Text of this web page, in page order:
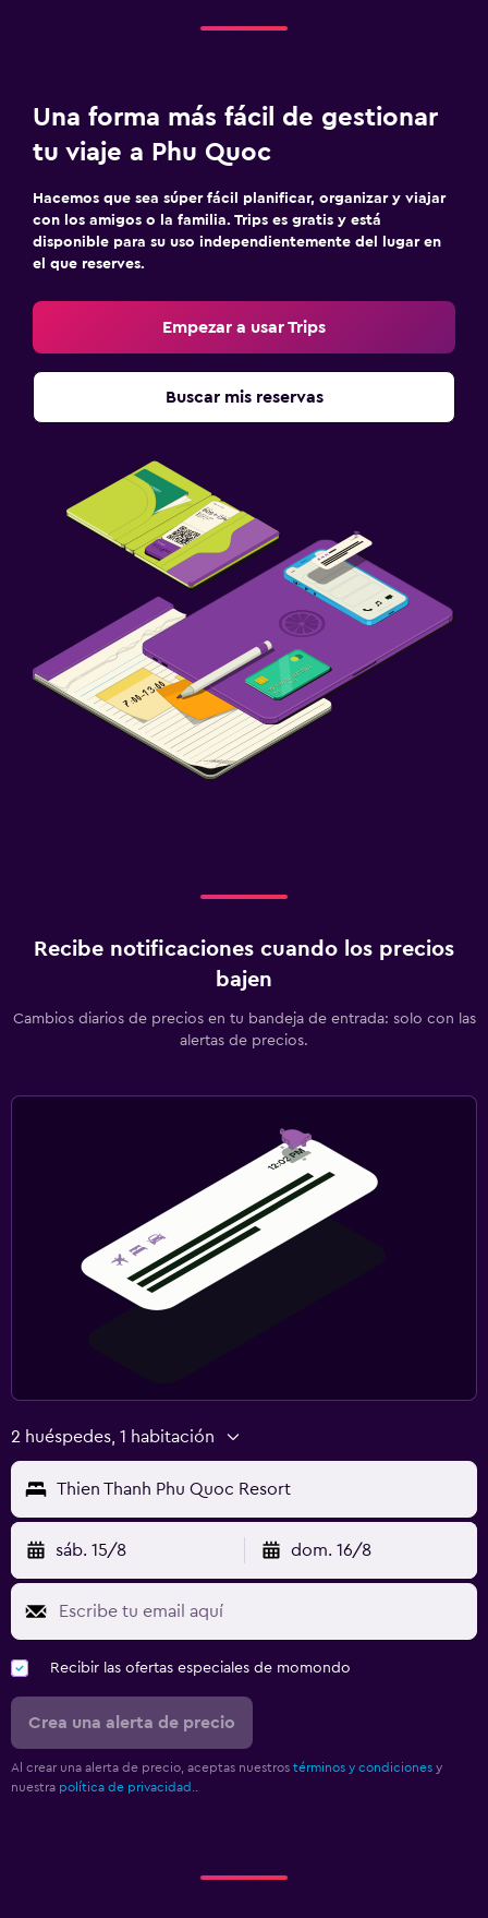
Una forma más fácil de gestionar
tu viaje a Phu Quoc
Hacemos que sea súper fácil planificar, organizar y viajar
con los amigos o la familia. Trips es gratis y está
disponible para su uso independientemente del lugar en
el que reserves.
Empezar a usar Trips
Buscar mis reservas
Recibe notificaciones cuando los precios
bajen
Cambios diarios de precios en tu bandeja de entrada: solo con las
alertas de precios.
2 huéspedes, 1 habitación
Thien Thanh Phu Quoc Resort
sáb. 15/8 dom. 16/8
Recibir las ofertas especiales de momondo
Crea una alerta de precio
Al crear una alerta de precio, aceptas nuestros términos y condiciones y
nuestra política de privacidad.